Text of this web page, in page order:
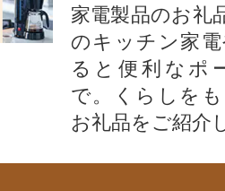
家電製品のお礼
のキッチン家
ると便利なポ
で。くらしを
お礼品をご紹介